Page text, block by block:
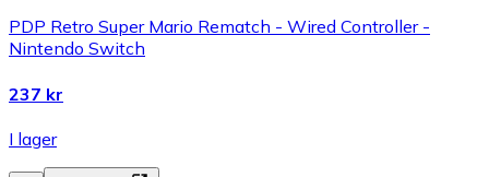
PDP Retro Super Mario Rematch - Wired Controller -
Nintendo Switch
237 kr
I lager